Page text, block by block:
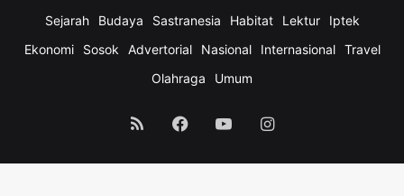
Sejarah Budaya Sastranesia Habitat Lektur
Iptek
Ekonomi
Sosok Advertorial Nasional Internasional
Travel
Olahraga
Umum
RSS FacebookYouTubeInstagram